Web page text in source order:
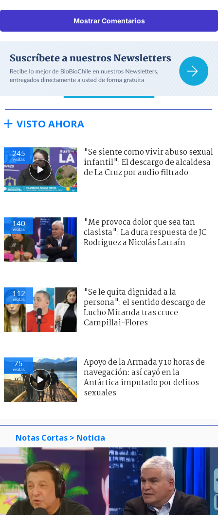
Mostrar Comentarios
VISTO AHORA
245
visitas
"Se siente como vivir abuso sexual
infantil": El descargo de alcaldesa
de La Cruz por audio filtrado
140
visitas
"Me provoca dolor que sea tan
clasista": La dura respuesta de JC
Rodríguez a Nicolás Larraín
112
visitas
"Se le quita dignidad a la
persona": el sentido descargo de
Lucho Miranda tras cruce
Campillai-Flores
75
visitas
Apoyo de la Armada y 10 horas de
navegación: así cayó en la
Antártica imputado por delitos
sexuales
Notas Cortas > Noticia